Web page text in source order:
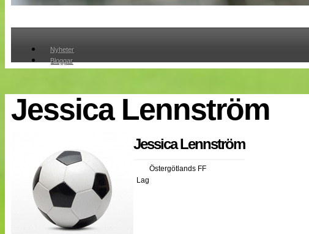
Nyheter
Bloggar
Cuper
Medlemmar
Medlemsbilder
Split vision
Nyheter
Bloggar
Lagen
Jessica Lennström
Jessica Lennström
Lag
Östergötlands FF